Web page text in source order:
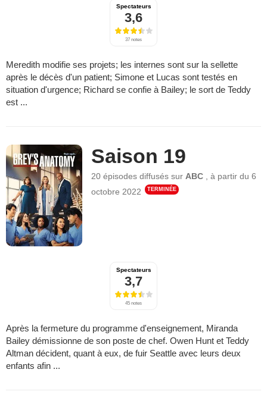
Spectateurs
3,6
37 notes
Meredith modifie ses projets; les internes sont sur la sellette
après le décès d'un patient; Simone et Lucas sont testés en
situation d'urgence; Richard se confie à Bailey; le sort de Teddy
est ...
Saison 19
20 épisodes diffusés sur ABC ,à partir du6
octobre 2022
TERMINÉE
Spectateurs
3,7
45 notes
Après la fermeture du programme d'enseignement, Miranda
Bailey démissionne de son poste de chef. Owen Hunt et Teddy
Altman décident, quant à eux, de fuir Seattle avec leurs deux
enfants afin ...